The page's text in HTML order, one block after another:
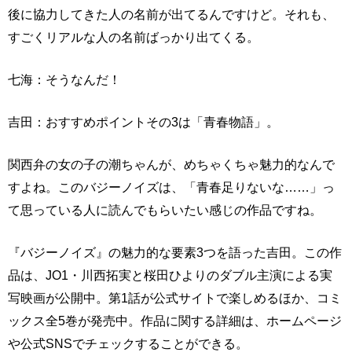
後に協力してきた人の名前が出てるんですけど。それも、
すごくリアルな人の名前ばっかり出てくる。
七海：そうなんだ！
吉田：おすすめポイントその3は「青春物語」。
関西弁の女の子の潮ちゃんが、めちゃくちゃ魅力的なんで
すよね。このバジーノイズは、「青春足りないな……」っ
て思っている人に読んでもらいたい感じの作品ですね。
『バジーノイズ』の魅力的な要素3つを語った吉田。この作
品は、JO1・川西拓実と桜田ひよりのダブル主演による実
写映画が公開中。第1話が公式サイトで楽しめるほか、コミ
ックス全5巻が発売中。作品に関する詳細は、ホームページ
や公式SNSでチェックすることができる。